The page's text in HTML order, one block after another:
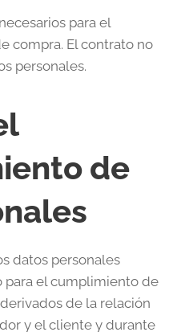
para el
compra. El contrato no
personales.
de
datos personales
para el cumplimiento de
de la relación
y el cliente y durante